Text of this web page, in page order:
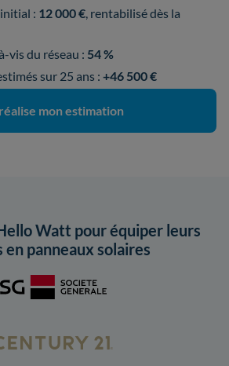
: 12 000 €, rentabilisé dès la
vis du réseau : 54 %
sur 25 ans : +46 500 €
mon estimation
Watt pour équiper leurs
en panneaux solaires